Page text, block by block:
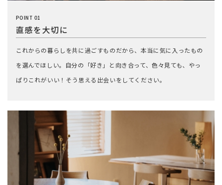
POINT 01
直感を大切に
これからの暮らしを共に過ごすものだから、本当に気に入ったもの
を選んでほしい。自分の「好き」と向き合って、色々見ても、やっ
ぱりこれがいい！そう思える出会いをしてください。